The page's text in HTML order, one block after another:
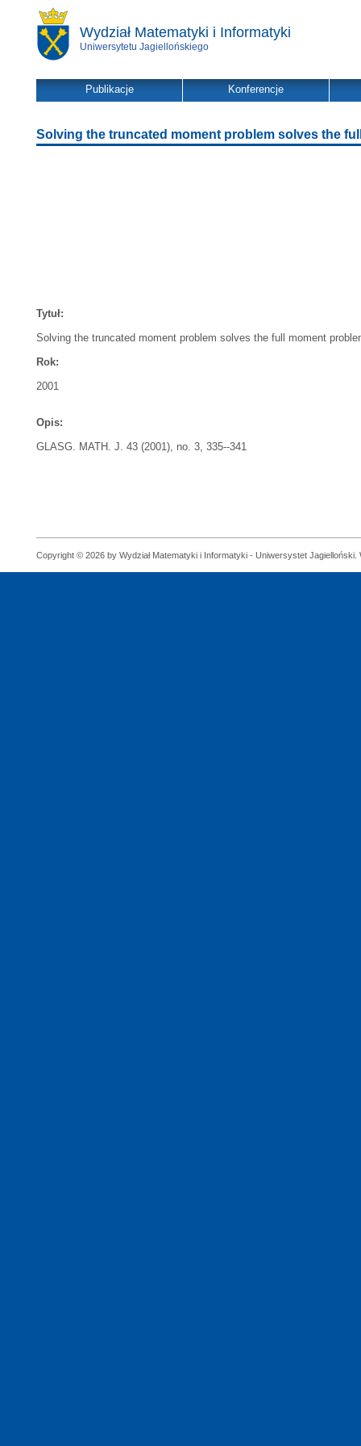
Wydział Matematyki i Informatyki
Uniwersytetu Jagiellońskiego
Publikacje Konferencje
Solving the truncated moment problem solves the
Tytuł:
Solving the truncated moment problem solves the full moment
Rok:
2001
Opis:
GLASG. MATH. J. 43 (2001), no. 3, 335--341
Copyright © 2026 by Wydział Matematyki i Informatyki - Uniwersystet